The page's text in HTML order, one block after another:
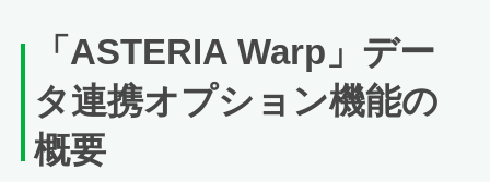
「ASTERIA Warp」デー
タ連携オプション機能の
概要